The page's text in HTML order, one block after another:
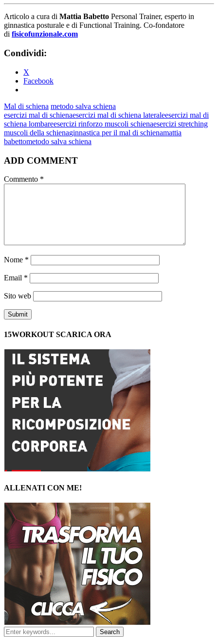
Articolo a cura di Mattia Babetto Personal Trainer, esperto in
ginnastica posturale e di Functional Training. Co-fondatore
di fisicofunzionale.com
Condividi:
X
Facebook
Mal di schiena metodo salva schiena
esercizi mal di schienaesercizi mal di schiena lateraleesercizi mal di
schiena lombareesercizi rinforzo muscoli schienaesercizi stretching
muscoli della schienaginnastica per il mal di schienamattia
babettometodo salva schiena
ADD COMMENT
Commento *
Nome *
Email *
Sito web
15WORKOUT SCARICA ORA
ALLENATI CON ME!